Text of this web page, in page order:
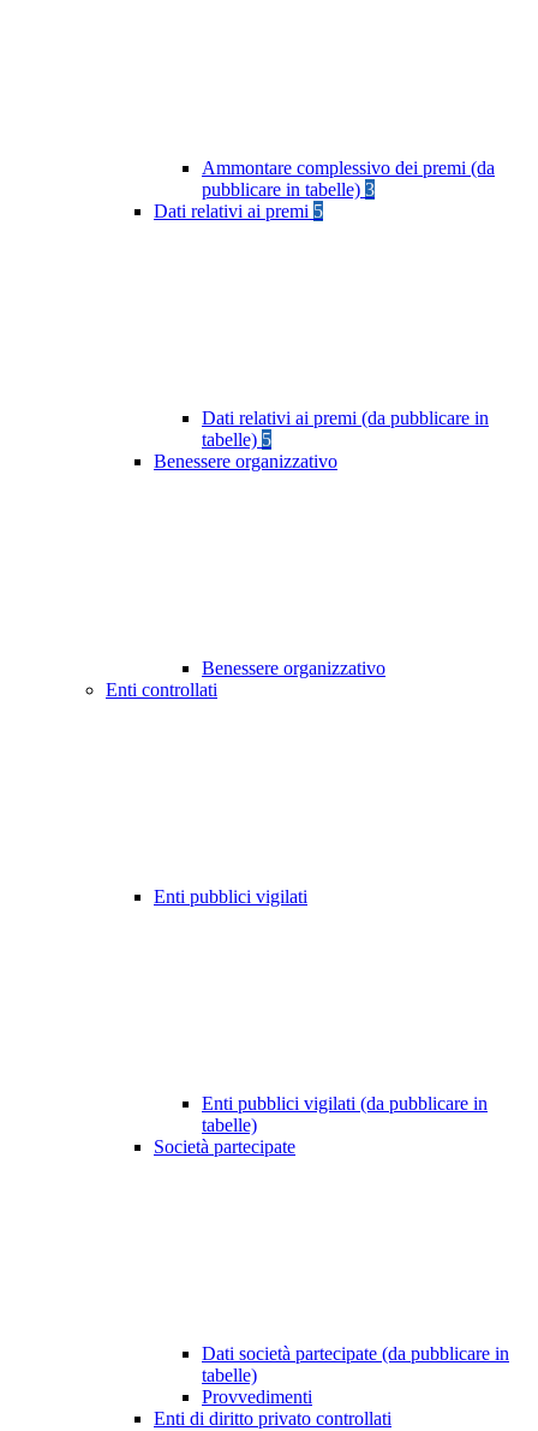
Ammontare complessivo dei premi (da
pubblicare in tabelle) 3
Dati relativi ai premi 5
Dati relativi ai premi (da pubblicare in
tabelle) 5
Benessere organizzativo
Benessere organizzativo
Enti controllati
Enti pubblici vigilati
Enti pubblici vigilati (da pubblicare in
tabelle)
Società partecipate
Dati società partecipate (da pubblicare in
tabelle)
Provvedimenti
Enti di diritto privato controllati